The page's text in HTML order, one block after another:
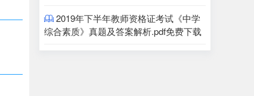
 2019年下半年教师资格证考试《中学
综合素质》真题及答案解析.pdf免费下载